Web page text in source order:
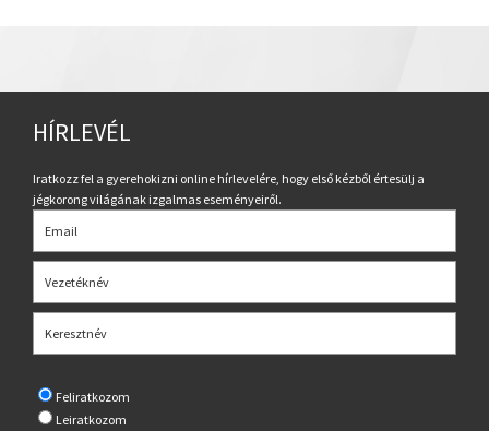
HÍRLEVÉL
Iratkozz fel a gyerehokizni online hírlevelére, hogy első kézből értesülj a
jégkorong világának izgalmas eseményeiről.
Feliratkozom
Leiratkozom